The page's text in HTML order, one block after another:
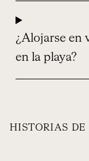
¿Alojarse en
en la playa?
HISTORIAS DE